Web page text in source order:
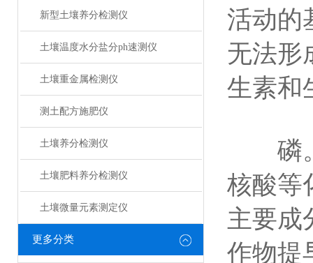
新型土壤养分检测仪
土壤温度水分盐分ph速测仪
土壤重金属检测仪
测土配方施肥仪
土壤养分检测仪
土壤肥料养分检测仪​
土壤微量元素测定仪
更多分类
活动的
无法形
生素和
磷。
核酸等
主要成
作物提